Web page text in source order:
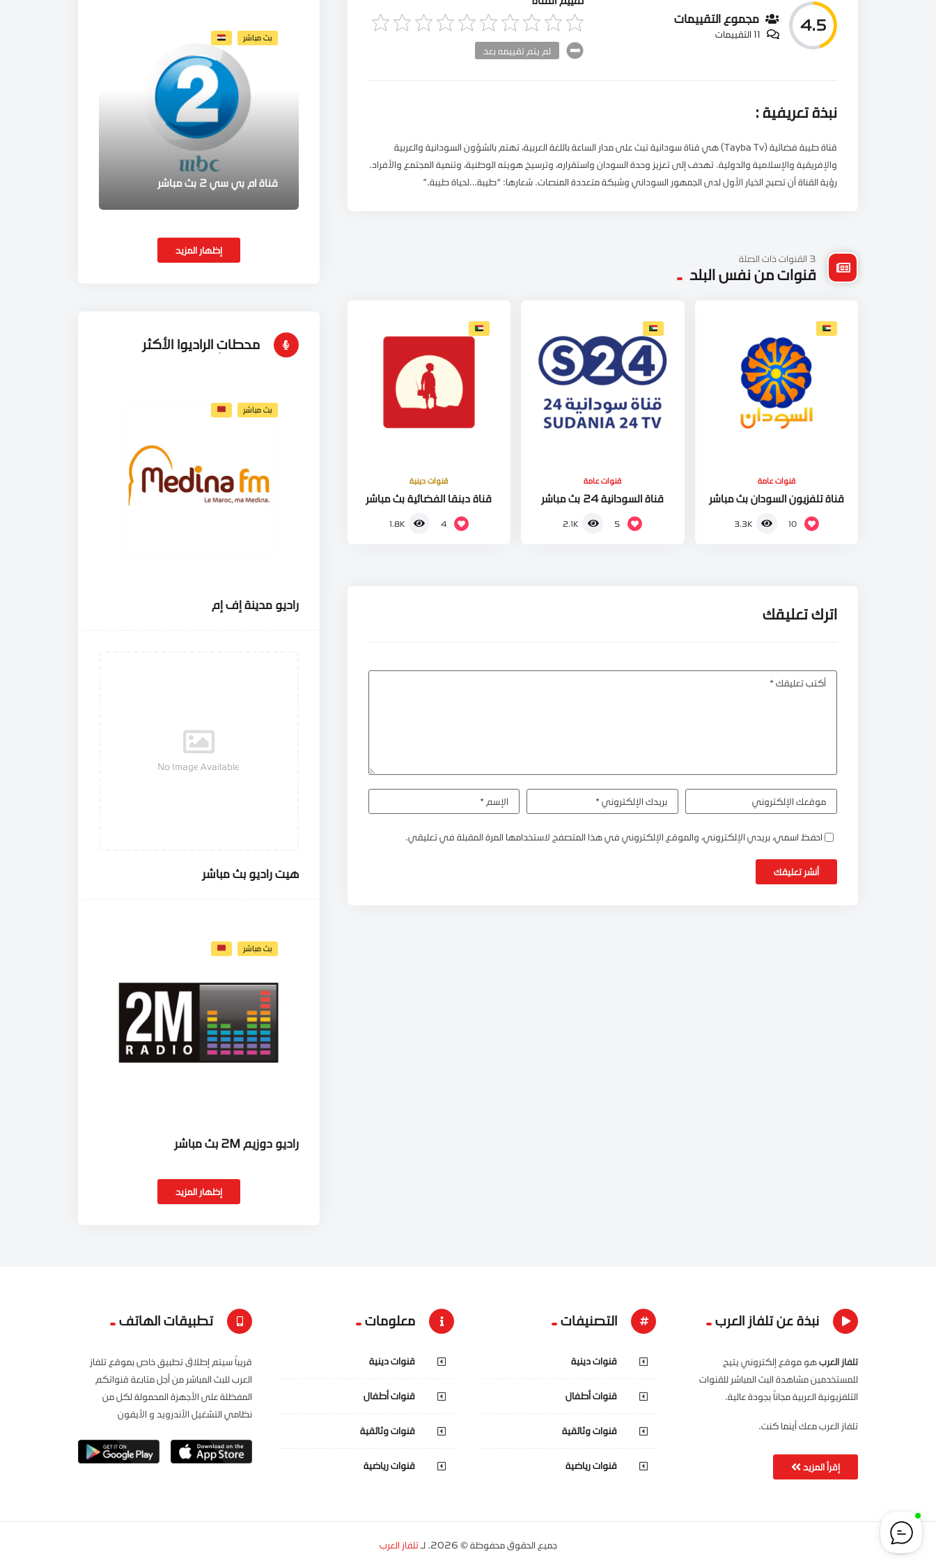
4.5 مجموع التقييمات
11 التقييمات
لم يتم تقييمه بعد
نبذة تعريفية :
قناة طيبة فضائية (Tayba Tv) هي قناة سودانية تبث على مدار الساعة باللغة العربية، تهتم بالشؤون السودانية والعربية
والإفريقية والإسلامية والدولية. تهدف إلى تعزيز وحدة السودان واستقراره، وترسيخ هويته الوطنية، وتنمية المجتمع والأفراد.
رؤية القناة أن تصبح الخيار الأول لدى الجمهور السوداني وشبكة متعددة المنصات. شعارها: “طيبة…لحياة طيبة.”
3 القنوات ذات الصلة
قنوات من نفس البلد
قنوات عامة
قناة تلفزيون السودان بث مباشر
10
3.3K
قنوات عامة
قناة السودانية 24 بث مباشر
5
2.1K
قنوات دينية
قناة دبنقا الفضائية بث مباشر
4
1.8K
اترك تعليقك
احفظ اسمي، بريدي الإلكتروني، والموقع الإلكتروني في هذا المتصفح لاستخدامها المرة المقبلة في تعليقي.
بث مباشر
قناة ام بي سي 2 بث مباشر
إظهار المزيد
محطات الراديوا الأكثر
بث مباشر
راديو مدينة إف إم
No Image Available
هيت راديو بث مباشر
بث مباشر
راديو دوزيم 2M بث مباشر
إظهار المزيد
نبذة عن تلفاز العرب
تلفاز العربهو موقع إلكتروني يتيح
للمستخدمين مشاهدة البث المباشر للقنوات
التلفزيونية العربية مجاناً بجودة عالية.
تلفاز العرب معك أينما كنت.
إقرأ المزيد
التصنيفات
قنوات دينية
قنوات أطفال
قنوات وثائقية
قنوات رياضية
معلومات
قنوات دينية
قنوات أطفال
قنوات وثائقية
قنوات رياضية
تطبيقات الهاتف
قريباً سيتم إطلاق تطبيق خاص بموقع تلفاز
العرب للبث المباشر من أجل متابعة قنواتكم
المفظلة على الأجهزة المحمولة لكل من
نظامي التشغيل الأندرويد و الأيفون
جميع الحقوق محفوظة © 2026. لـ تلفاز العرب